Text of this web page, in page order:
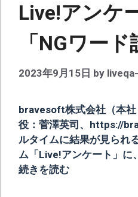
Live!アンケ
「NGワー
2023年9月15日 by
bravesoft株式会社（本
役：菅澤英司、https://
ルタイムに結果が見られ
ム「Live!アンケート」に
続きを読む